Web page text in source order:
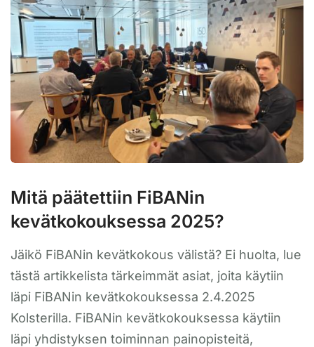
Mitä päätettiin FiBANin
kevätkokouksessa 2025?
Jäikö FiBANin kevätkokous välistä? Ei huolta, lue
tästä artikkelista tärkeimmät asiat, joita käytiin
läpi FiBANin kevätkokouksessa 2.4.2025
Kolsterilla. FiBANin kevätkokouksessa käytiin
läpi yhdistyksen toiminnan painopisteitä,